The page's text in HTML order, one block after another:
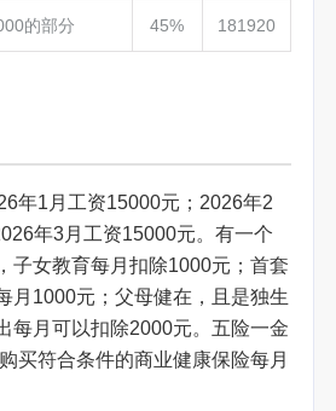
的部分 45% 181920
年1月工资15000元；2026年2
年3月工资15000元。有一个
子女教育每月扣除1000元；首套
月1000元；父母健在，且是独生
每月可以扣除2000元。五险一金
买符合条件的商业健康保险每月